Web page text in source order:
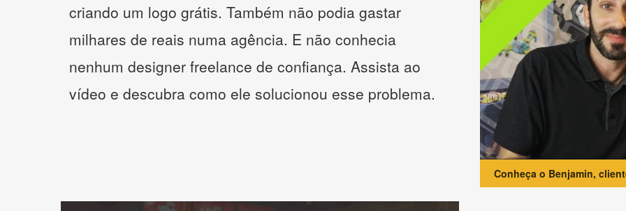
criando um logo grátis. Também não podia gastar
milhares de reais numa agência. E não conhecia
nenhum designer freelance de confiança. Assista ao
vídeo e descubra como ele solucionou esse problema.
Conheça o Benjamin,